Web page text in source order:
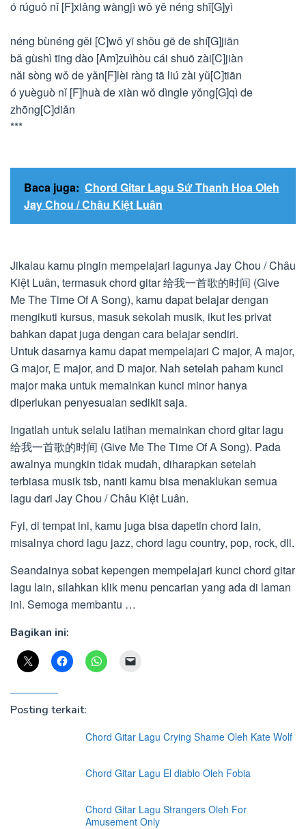
ó rúguǒ nǐ [F]xiǎng wàngjì wǒ yě néng shī[G]yì
néng bùnéng gěi [C]wǒ yī shǒu gē de shí[G]jiān
bǎ gùshì tīng dào [Am]zuìhòu cái shuō zài[C]jiàn
nǎi sòng wǒ de yǎn[F]lèi ràng tā liú zài yǔ[C]tiān
ó yuèguò nǐ [F]huà de xiàn wǒ dìngle yǒng[G]qì de
zhōng[C]diǎn
***
Baca juga: Chord Gitar Lagu Sứ Thanh Hoa Oleh
Jay Chou / Châu Kiệt Luân
Jikalau kamu pingin mempelajari lagunya Jay Chou / Châu
Kiệt Luân, termasuk chord gitar 给我一首歌的时间 (Give
Me The Time Of A Song), kamu dapat belajar dengan
mengikuti kursus, masuk sekolah musik, ikut les privat
bahkan dapat juga dengan cara belajar sendiri.
Untuk dasarnya kamu dapat mempelajari C major, A major,
G major, E major, and D major. Nah setelah paham kunci
major maka untuk memainkan kunci minor hanya
diperlukan penyesuaian sedikit saja.
Ingatlah untuk selalu latihan memainkan chord gitar lagu
给我一首歌的时间 (Give Me The Time Of A Song). Pada
awalnya mungkin tidak mudah, diharapkan setelah
terbiasa musik tsb, nanti kamu bisa menaklukan semua
lagu dari Jay Chou / Châu Kiệt Luân.
Fyi, di tempat ini, kamu juga bisa dapetin chord lain,
misalnya chord lagu jazz, chord lagu country, pop, rock, dll.
Seandainya sobat kepengen mempelajari kunci chord gitar
lagu lain, silahkan klik menu pencarian yang ada di laman
ini. Semoga membantu …
Bagikan ini:
Posting terkait:
Chord Gitar Lagu Crying Shame Oleh Kate Wolf
Chord Gitar Lagu El diablo Oleh Fobia
Chord Gitar Lagu Strangers Oleh For
Amusement Only